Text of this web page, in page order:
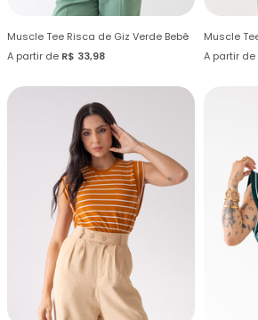
Muscle Tee Risca de Giz Verde Bebê
A partir de R$ 33,98
A partir de